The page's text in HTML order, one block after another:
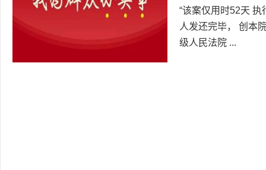
“该案仅用时52天
人发还完毕， 创本
级人民法院 ...